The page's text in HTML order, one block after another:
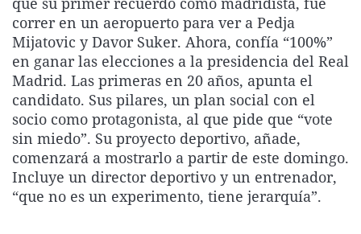
La rosa de los vientos
Gente viajera
Como el perro y el
Caso
Retornados
Equipo de
Operación Viuda
Extremadura
Galicia
La Rioja
Navarra
País Vasco
Virales
Televisión
Elecciones
correr en un aeropuerto para ver a Pedja
Mijatovic y Davor Suker. Ahora, confía “100%”
en ganar las elecciones a la presidencia del Real
Madrid. Las primeras en 20 años, apunta el
candidato. Sus pilares, un plan social con el
socio como protagonista, al que pide que “vote
sin miedo”. Su proyecto deportivo, añade,
comenzará a mostrarlo a partir de este domingo.
Incluye un director deportivo y un entrenador,
“que no es un experimento, tiene jerarquía”.